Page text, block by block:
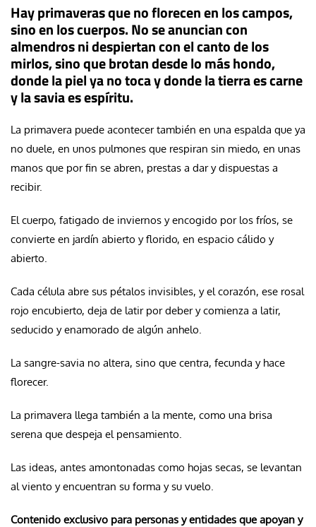
Hay primaveras que no florecen en los campos,
sino en los cuerpos. No se anuncian con
almendros ni despiertan con el canto de los
mirlos, sino que brotan desde lo más hondo,
donde la piel ya no toca y donde la tierra es carne
y la savia es espíritu.
La primavera puede acontecer también en una espalda que ya
no duele, en unos pulmones que respiran sin miedo, en unas
manos que por fin se abren, prestas a dar y dispuestas a
recibir.
El cuerpo, fatigado de inviernos y encogido por los fríos, se
convierte en jardín abierto y florido, en espacio cálido y
abierto.
Cada célula abre sus pétalos invisibles, y el corazón, ese rosal
rojo encubierto, deja de latir por deber y comienza a latir,
seducido y enamorado de algún anhelo.
La sangre-savia no altera, sino que centra, fecunda y hace
florecer.
La primavera llega también a la mente, como una brisa
serena que despeja el pensamiento.
Las ideas, antes amontonadas como hojas secas, se levantan
al viento y encuentran su forma y su vuelo.
Contenido exclusivo para personas y entidades que apoyan y